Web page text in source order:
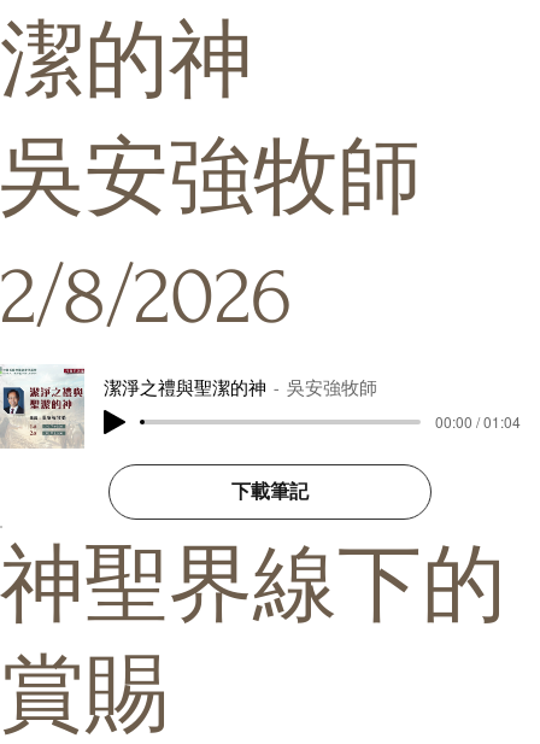
2/8/2026
吳安強牧師
潔的神
潔淨之禮與聖潔的神
吳安強牧師
00:00 / 01:04
下載筆記
神聖界線下的
賞賜